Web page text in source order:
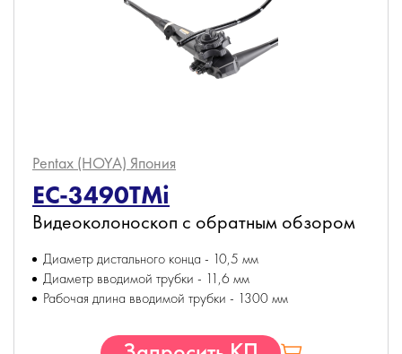
Pentax (HOYA) Япония
EC-3490TMi
Видеоколоноскоп с обратным обзором
Диаметр дистального конца - 10,5 мм
Диаметр вводимой трубки - 11,6 мм
Рабочая длина вводимой трубки - 1300 мм